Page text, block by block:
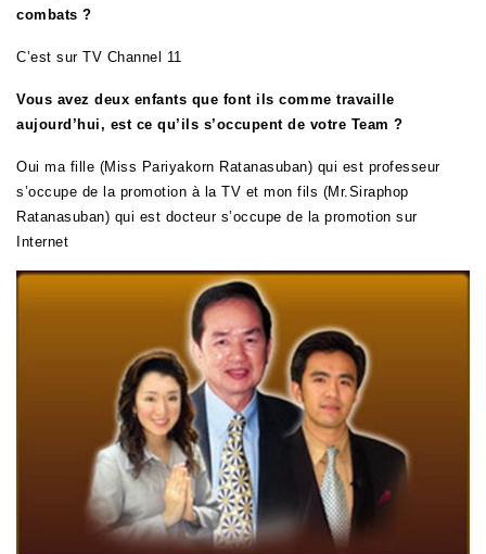
combats ?
C’est sur TV Channel 11
Vous avez deux enfants que font ils comme travaille
aujourd’hui, est ce qu’ils s’occupent de votre Team ?
Oui ma fille (Miss Pariyakorn Ratanasuban) qui est professeur
s’occupe de la promotion à la TV et mon fils (Mr.Siraphop
Ratanasuban) qui est docteur s’occupe de la promotion sur
Internet